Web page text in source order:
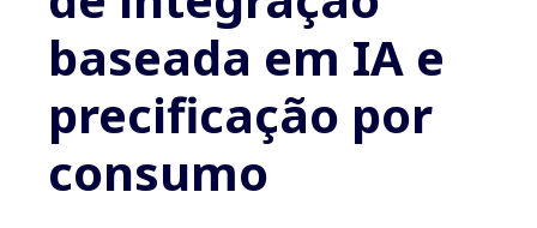
baseada em IA e
precificação por
consumo